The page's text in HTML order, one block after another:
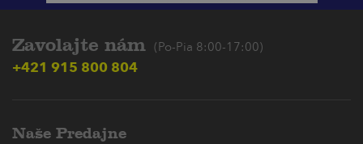
Zavolajte nám (Po-Pia 8:00-17:00)
+421 915 800 804
Naše Predajne